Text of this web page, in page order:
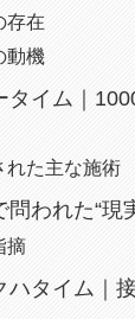
存在
動機
タイム｜
れた主な施術
われた“現
摘
ハタイム｜